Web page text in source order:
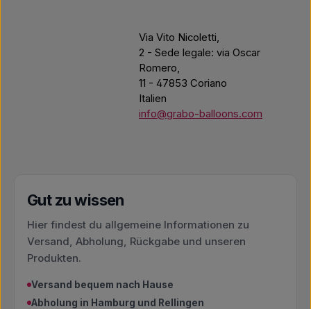
Via Vito Nicoletti,
2 - Sede legale: via Oscar
Romero,
11 - 47853 Coriano
Italien
info@grabo-balloons.com
Gut zu wissen
Hier findest du allgemeine Informationen zu
Versand, Abholung, Rückgabe und unseren
Produkten.
Versand bequem nach Hause
Abholung in Hamburg und Rellingen